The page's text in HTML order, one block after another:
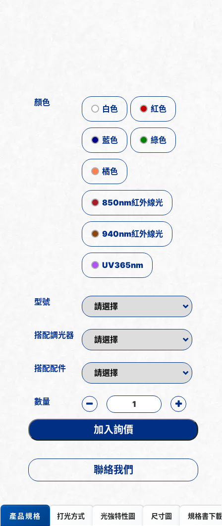
顏色
白色 紅色
藍色 綠色
橘色
850nm紅外線光
940nm紅外線光
UV365nm
型號
搭配調光器
搭配配件
數量
加入詢價
聯絡我們
產品規格 打光方式 光強特性圖 尺寸圖 規格書下載